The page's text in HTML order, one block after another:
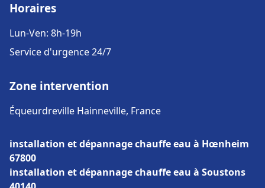
Horaires
Lun-Ven: 8h-19h
Service d'urgence 24/7
Zone intervention
Équeurdreville Hainneville, France
installation et dépannage chauffe eau à Hœnheim
67800
installation et dépannage chauffe eau à Soustons